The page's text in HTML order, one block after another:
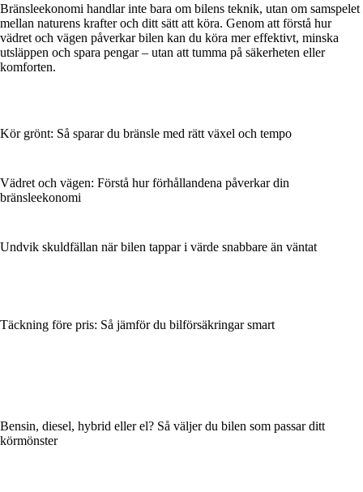
Bränsleekonomi handlar inte bara om bilens teknik, utan om samspelet
mellan naturens krafter och ditt sätt att köra. Genom att förstå hur
vädret och vägen påverkar bilen kan du köra mer effektivt, minska
utsläppen och spara pengar – utan att tumma på säkerheten eller
komforten.
Kör grönt: Så sparar du bränsle med rätt växel och tempo
Vädret och vägen: Förstå hur förhållandena påverkar din
bränsleekonomi
Undvik skuldfällan när bilen tappar i värde snabbare än väntat
Täckning före pris: Så jämför du bilförsäkringar smart
Bensin, diesel, hybrid eller el? Så väljer du bilen som passar ditt
körmönster